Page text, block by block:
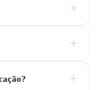
+
+
+